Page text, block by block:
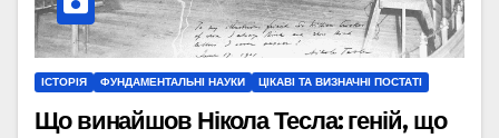
ІСТОРІЯ ФУНДАМЕНТАЛЬНІ НАУКИ ЦІКАВІ ТА ВИЗНАЧНІ ПОСТАТІ
Що винайшов Нікола Тесла: геній, що